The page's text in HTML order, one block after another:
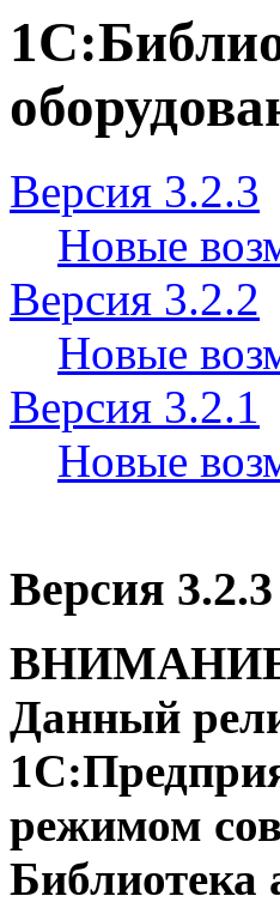
Версия 3.2.3
Новые
Версия 3.2.2
Новые
Версия 3.2.1
Новые
Версия 3.2.3
Данный
режимом
Библиотека